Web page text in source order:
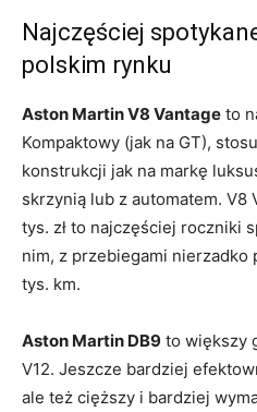
Najczęściej
polskim rynku
Aston Martin V8 Vantage to
Kompaktowy (jak na GT),
konstrukcji jak na markę
skrzynią lub z automatem. V8
tys. zł to najczęściej roczniki
nim, z przebiegami nierzadko
tys. km.
Aston Martin DB9 to większy
V12. Jeszcze bardziej
ale też cięższy i bardziej